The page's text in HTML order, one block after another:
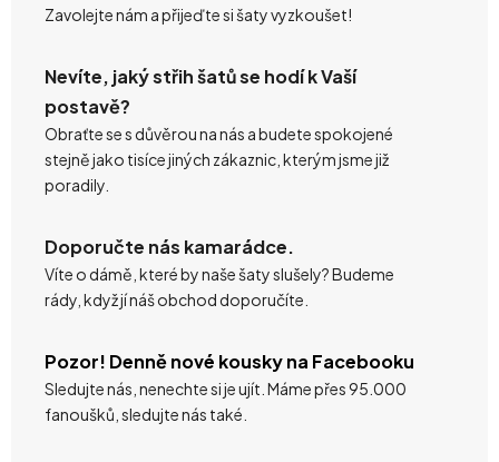
Zavolejte nám a přijeďte si šaty vyzkoušet!
Nevíte, jaký střih šatů se hodí k Vaší
postavě?
Obraťte se s důvěrou na nás a budete spokojené
stejně jako tisíce jiných zákaznic, kterým jsme již
poradily.
Doporučte nás kamarádce.
Víte o dámě, které by naše šaty slušely? Budeme
rády, když jí náš obchod doporučíte.
Pozor! Denně nové kousky na Facebooku
Sledujte nás, nenechte si je ujít. Máme přes 95.000
fanoušků, sledujte nás také.